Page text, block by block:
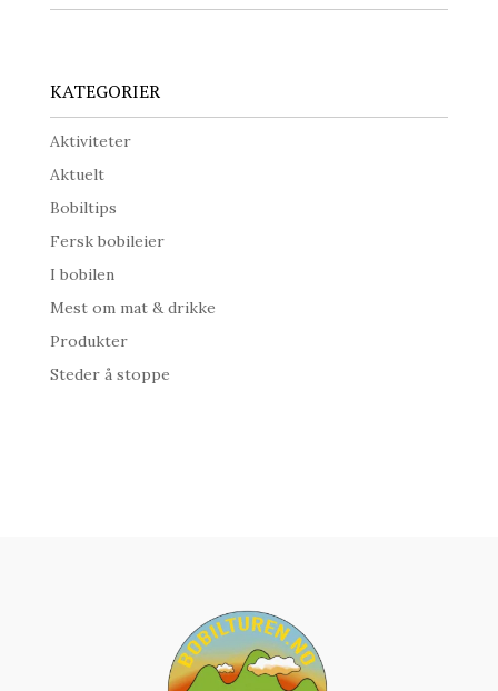
KATEGORIER
Aktiviteter
Aktuelt
Bobiltips
Fersk bobileier
I bobilen
Mest om mat & drikke
Produkter
Steder å stoppe